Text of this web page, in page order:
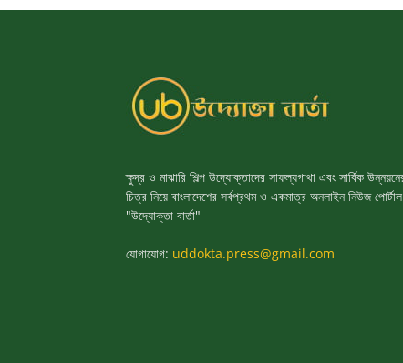
ক্ষুদ্র ও মাঝারি শিল্প উদ্যোক্তাদের সাফল্যগাথা এবং সার্বিক
চিত্র নিয়ে বাংলাদেশের সর্বপ্রথম ও একমাত্র অনলাইন নিউজ পোর্টাল
"উদ্যোক্তা বার্তা"
যোগাযোগ: uddokta.press@gmail.com